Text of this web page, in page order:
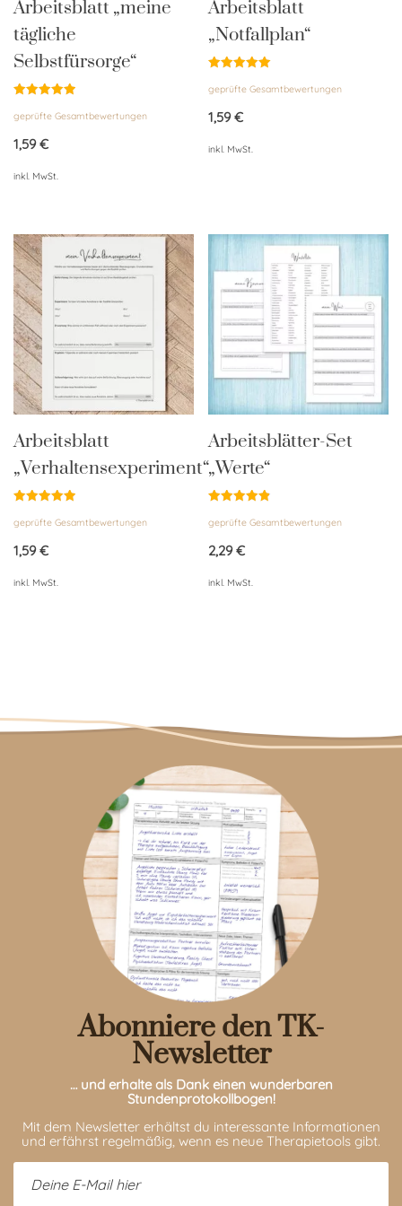
Arbeitsblatt „meine
tägliche
Selbstfürsorge“
mit
von 5
geprüfte Gesamtbewertungen
1,59€
inkl. MwSt.
Arbeitsblatt
„Notfallplan“
mit
von 5
geprüfte Gesamtbewertungen
1,59€
inkl. MwSt.
Arbeitsblatt
„Verhaltensexperiment“
mit
von 5
geprüfte Gesamtbewertungen
1,59€
inkl. MwSt.
Arbeitsblätter-Set
„Werte“
mit
von 5
geprüfte Gesamtbewertungen
2,29€
inkl. MwSt.
Abonniere den TK-
Newsletter
… und erhalte als Dank einen wunderbaren
Stundenprotokollbogen!
Mit dem Newsletter erhältst du interessante Informationen
und erfährst regelmäßig, wenn es neue Therapietools gibt.